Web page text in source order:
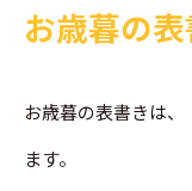
お歳暮の
お歳暮の表書きは、
ます。